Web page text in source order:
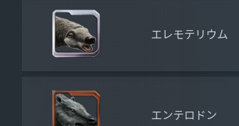
エレモテリウム
エンテロドン